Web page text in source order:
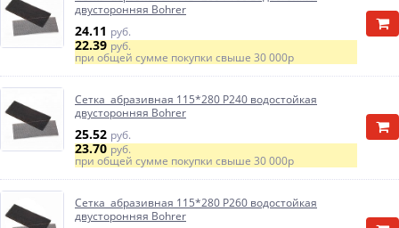
двусторонняя Bohrer
24.11 руб.
22.39руб.
при общей сумме покупки свыше 30 000р
Сетка абразивная 115*280 P240 водостойкая
двусторонняя Bohrer
25.52 руб.
23.70руб.
при общей сумме покупки свыше 30 000р
Сетка абразивная 115*280 P260 водостойкая
двусторонняя Bohrer